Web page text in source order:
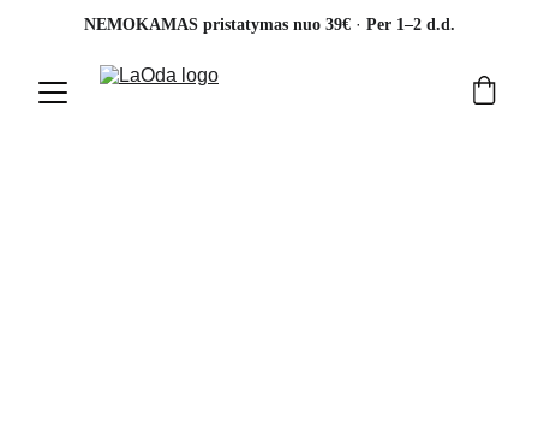
NEMOKAMAS pristatymas nuo 39€ · Per 1–2 d.d.